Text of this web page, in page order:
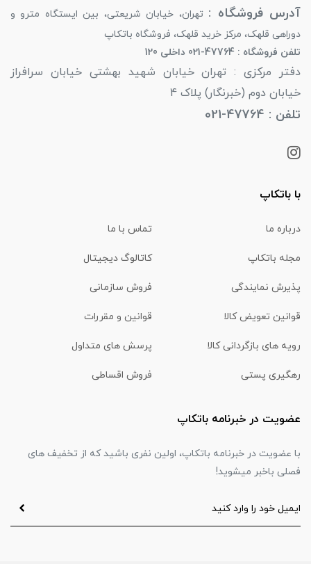
آدرس فروشگاه : تهران، خیابان شریعتی، بین ایستگاه مترو و
دوراهی قلهک، مرکز خرید قلهک، فروشگاه باتکاپ
تلفن فروشگاه : 47764-021 داخلی 120
دفتر مرکزی : تهران خیابان شهید بهشتی خیابان سرافراز
خیابان دوم (خبرنگار) پلاک 4
تلفن : 47764-021
با باتکاپ
درباره ما تماس با ما
مجله باتکاپ کاتالوگ دیجیتال
پذیرش نمایندگی فروش سازمانی
قوانین تعویض کالا قوانین و مقررات
رویه های بازگردانی کالا پرسش های متداول
رهگیری پستی فروش اقساطی
عضویت در خبرنامه باتکاپ
با عضویت در خبرنامه باتکاپ، اولین نفری باشید که از تخفیف های
فصلی باخبر میشوید!